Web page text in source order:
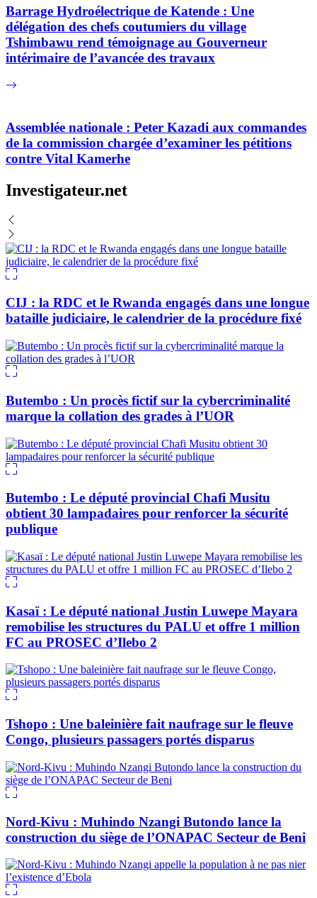
Barrage Hydroélectrique de Katende : Une
délégation des chefs coutumiers du village
Tshimbawu rend témoignage au Gouverneur
intérimaire de l’avancée des travaux
Assemblée nationale : Peter Kazadi aux commandes
de la commission chargée d’examiner les pétitions
contre Vital Kamerhe
Investigateur.net
CIJ : la RDC et le Rwanda engagés dans une longue
bataille judiciaire, le calendrier de la procédure fixé
Butembo : Un procès fictif sur la cybercriminalité
marque la collation des grades à l’UOR
Butembo : Le député provincial Chafi Musitu
obtient 30 lampadaires pour renforcer la sécurité
publique
Kasaï : Le député national Justin Luwepe Mayara
remobilise les structures du PALU et offre 1 million
FC au PROSEC d’Ilebo 2
Tshopo : Une baleinière fait naufrage sur le fleuve
Congo, plusieurs passagers portés disparus
Nord-Kivu : Muhindo Nzangi Butondo lance la
construction du siège de l’ONAPAC Secteur de Beni